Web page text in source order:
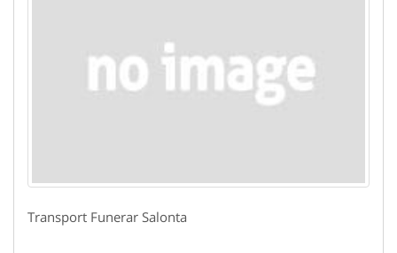
Transport Funerar Salonta